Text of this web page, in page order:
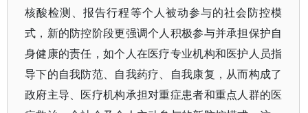
核酸检测、报告行程等个人被动参与的社会防控模
式，新的防控阶段更强调个人积极参与并承担保护自
身健康的责任，如个人在医疗专业机构和医护人员指
导下的自我防范、自我药疗、自我康复，从而构成了
政府主导、医疗机构承担对重症患者和重点人群的医